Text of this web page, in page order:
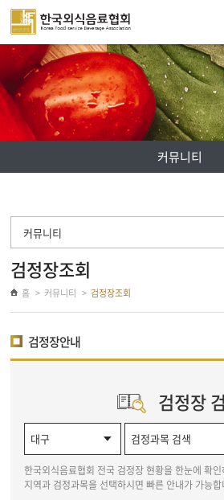
주메뉴 바로가기
컨텐츠 바로가기
커뮤니티
커뮤니티
검정장조회
홈 커뮤니티 검정장조회
검정장안내
검정장
한국외식음료협회 전국 검정장 현황을 한눈에 확
지역과 검정과목을 선택하시면 빠른 안내가 가능